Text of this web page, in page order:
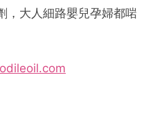
，大人細路嬰兒孕婦都啱